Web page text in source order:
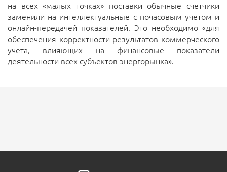
на всех «малых точках» поставки обычные счетчики
заменили на интеллектуальные с почасовым учетом и
онлайн-передачей показателей. Это необходимо «для
обеспечения корректности результатов коммерческого
учета, влияющих на финансовые показатели
деятельности всех субъектов энергорынка».